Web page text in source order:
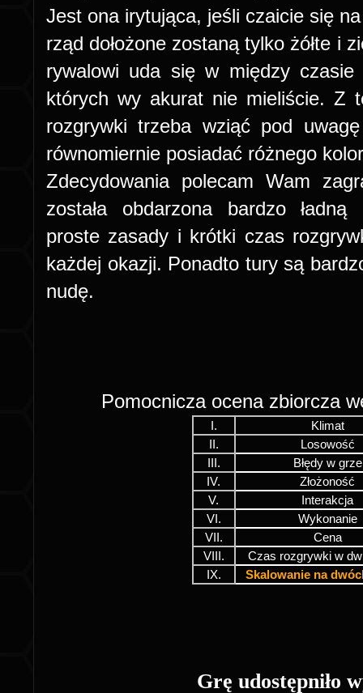
Jest ona irytująca, jeśli czaicie się
rząd dołożone zostaną tylko żółte i
rywalowi uda się w między czasie
których wy akurat nie mieliście. Z
rozgrywki trzeba wziąć pod
równomiernie posiadać różnego
Zdecydowania polecam Wam
została obdarzona bardzo
proste zasady i krótki czas
każdej okazji. Ponadto tury są
nudę.
Pomocnicza ocena zbiorcza
I.
Klimat
II.
Losowość
III.
Błędy w grze
IV.
Złożoność
V.
Interakcja
VI.
Wykonanie
VII.
Cena
VIII.
Czas rozgrywki w
IX.
Skalowanie na
Grę udostępniło